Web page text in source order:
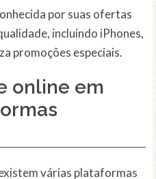
por suas ofertas
incluindo iPhones,
promoções especiais.
online em
várias plataformas